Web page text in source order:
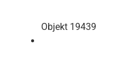
Objekt 19439